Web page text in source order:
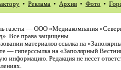
• Реклама • Архив • Фото •
газеты — ООО «Медиакомпания
Все права защищены.
материалов ссылка на
— гиперссылка на «Заполярный
информацию. Редакция не несет